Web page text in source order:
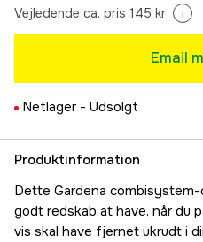
Vejledende ca. pris 145 kr i
Email
Netlager - Udsolgt
Produktinformation
Dette Gardena
godt redskab at have, når du
vis skal have fjernet ukrudt i